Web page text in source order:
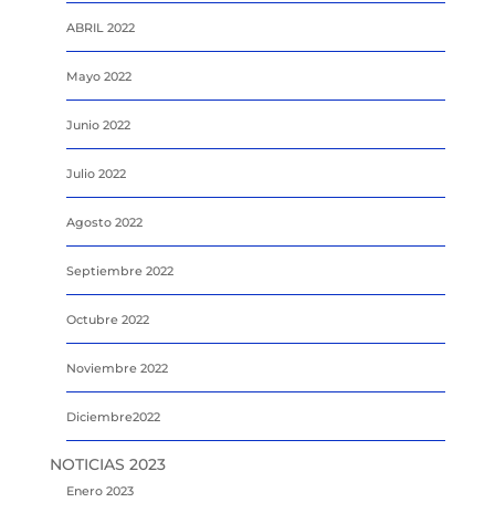
ABRIL 2022
Mayo 2022
Junio 2022
Julio 2022
Agosto 2022
Septiembre 2022
Octubre 2022
Noviembre 2022
Diciembre2022
NOTICIAS 2023
Enero 2023